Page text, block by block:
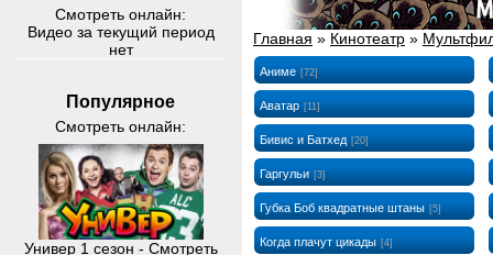
Смотреть онлайн:
Видео за текущий период
нет
Популярное
Смотреть онлайн:
Универ 1 сезон - Смотреть
Главная » Кинотеатр »
Аниме [72]
Аватар [11]
Бивис и Батхед [20]
Гаргульи [3]
Губка Боб квадратные штаны [5]
Когда плачут цикады [4]